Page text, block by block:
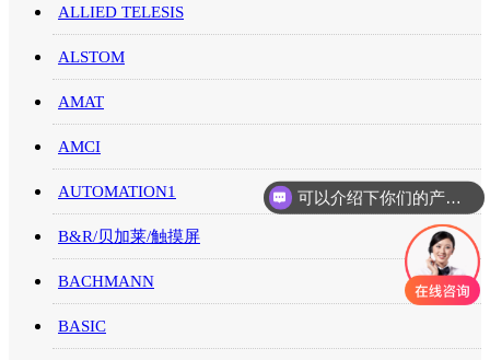
ALLIED TELESIS
ALSTOM
AMAT
AMCI
AUTOMATION1
B&R/贝加莱/触摸屏
BACHMANN
BASIC
可以介绍下你们的产品么
你们是怎么收费的呢